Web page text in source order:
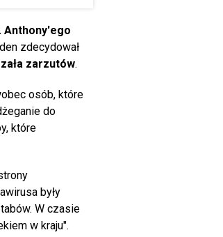
Anthony'ego
zdecydował
zarzutów.
osób, które
do
które
były
W czasie
w kraju".